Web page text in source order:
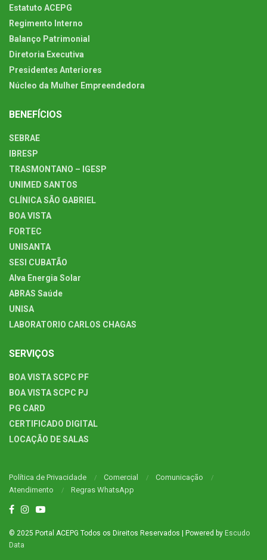
Estatuto ACEPG
Regimento Interno
Balanço Patrimonial
Diretoria Executiva
Presidentes Anteriores
Núcleo da Mulher Empreendedora
BENEFÍCIOS
SEBRAE
IBRESP
TRASMONTANO – IGESP
UNIMED SANTOS
CLÍNICA SÃO GABRIEL
BOA VISTA
FORTEC
UNISANTA
SESI CUBATÃO
Alva Energia Solar
ABRAS Saúde
UNISA
LABORATORIO CARLOS CHAGAS
SERVIÇOS
BOA VISTA SCPC PF
BOA VISTA SCPC PJ
PG CARD
CERTIFICADO DIGITAL
LOCAÇÃO DE SALAS
Política de Privacidade Comercial
Comunicação
Atendimento
Regras WhatsApp
© 2025 Portal ACEPG Todos os Direitos Reservados | Powered by Escudo
Data